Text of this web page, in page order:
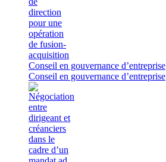
Conseil en gouvernance d’entreprise
Conseil en gouvernance d’entreprise